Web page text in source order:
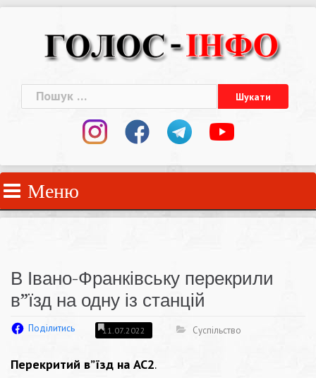
Пошук:
Меню
В Івано-Франківську перекрили
в”їзд на одну із станцій
Поділитись 11.07.2022 Суспільство
Перекритий в”їзд на АС2.